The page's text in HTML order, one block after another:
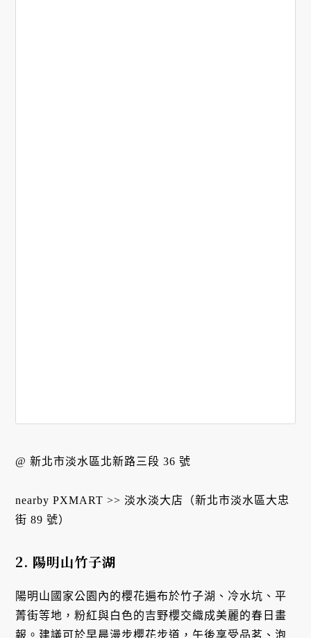
@ 新北市淡水區北新路三段 36 號
nearby PXMART >> 淡水淡大店（新北市淡水區大忠
街 89 號）
2. 陽明山竹子湖
陽明山國家公園內的櫻花遍布於竹子湖、冷水坑、平
菁街等地，粉紅與白色的吉野櫻交織成美麗的春日畫
報。建議可於早晨漫步櫻花步道，午後享受品茗、泡